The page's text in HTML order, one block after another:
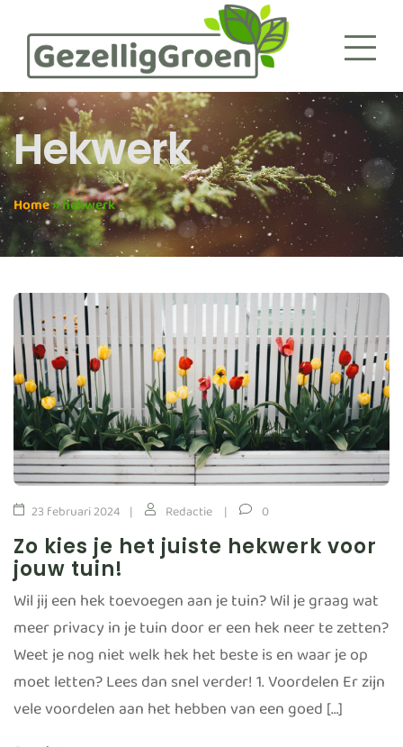
Hekwerk
Home»hekwerk
23 februari 2024 Redactie 0
Zo kies je het juiste hekwerk voor
jouw tuin!
Wil jij een hek toevoegen aan je tuin? Wil je graag wat
meer privacy in je tuin door er een hek neer te zetten?
Weet je nog niet welk hek het beste is en waar je op
moet letten? Lees dan snel verder! 1. Voordelen Er zijn
vele voordelen aan het hebben van een goed […]